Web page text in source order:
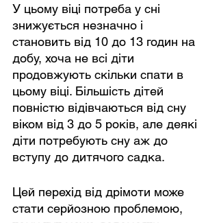
У цьому віці потреба у сні
знижується незначно і
становить від 10 до 13 годин на
добу, хоча не всі діти
продовжують скільки спати в
цьому віці. Більшість дітей
повністю відівчаються від сну
віком від 3 до 5 років, але деякі
діти потребують сну аж до
вступу до дитячого садка.
Цей перехід від дрімоти може
стати серйозною проблемою,